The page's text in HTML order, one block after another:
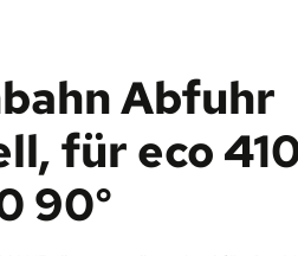
Abfuhr
für eco
90°